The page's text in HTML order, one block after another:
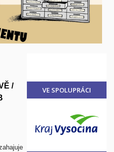
VE SPOLUPRÁCI
/